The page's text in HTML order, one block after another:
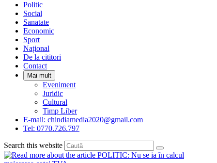
Politic
Social
Sanatate
Economic
Sport
Național
De la cititori
Contact
Mai mult
Eveniment
Juridic
Cultural
Timp Liber
E-mail: chindiamedia2020@gmail.com
Tel: 0770.726.797
Search this website